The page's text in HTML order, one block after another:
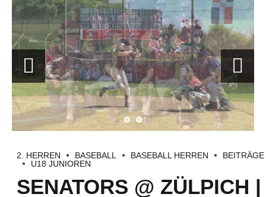
2. HERREN BASEBALL BASEBALL HERREN
BEITRÄGE
U18 JUNIOREN
SENATORS @ ZÜLPICH |